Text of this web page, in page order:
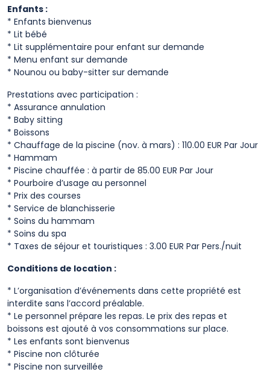
Enfants :
* Enfants bienvenus
* Lit bébé
* Lit supplémentaire pour enfant sur demande
* Menu enfant sur demande
* Nounou ou baby-sitter sur demande
Prestations avec participation :
* Assurance annulation
* Baby sitting
* Boissons
* Chauffage de la piscine (nov. à mars) : 110.00 EUR Par Jour
* Hammam
* Piscine chauffée : à partir de 85.00 EUR Par Jour
* Pourboire d’usage au personnel
* Prix des courses
* Service de blanchisserie
* Soins du hammam
* Soins du spa
* Taxes de séjour et touristiques : 3.00 EUR Par Pers./nuit
Conditions de location :
* L’organisation d’événements dans cette propriété est
interdite sans l’accord préalable.
* Le personnel prépare les repas. Le prix des repas et
boissons est ajouté à vos consommations sur place.
* Les enfants sont bienvenus
* Piscine non clôturée
* Piscine non surveillée